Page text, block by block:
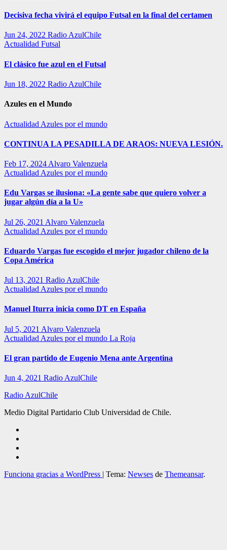
Decisiva fecha vivirá el equipo Futsal en la final del certamen
Jun 24, 2022 Radio AzulChile
Actualidad Futsal
El clásico fue azul en el Futsal
Jun 18, 2022 Radio AzulChile
Azules en el Mundo
Actualidad Azules por el mundo
CONTINUA LA PESADILLA DE ARAOS: NUEVA LESIÓN.
Feb 17, 2024 Alvaro Valenzuela
Actualidad Azules por el mundo
Edu Vargas se ilusiona: «La gente sabe que quiero volver a
jugar algún día a la U»
Jul 26, 2021 Alvaro Valenzuela
Actualidad Azules por el mundo
Eduardo Vargas fue escogido el mejor jugador chileno de la
Copa América
Jul 13, 2021 Radio AzulChile
Actualidad Azules por el mundo
Manuel Iturra inicia como DT en España
Jul 5, 2021 Alvaro Valenzuela
Actualidad Azules por el mundo La Roja
El gran partido de Eugenio Mena ante Argentina
Jun 4, 2021 Radio AzulChile
Radio AzulChile
Medio Digital Partidario Club Universidad de Chile.
Funciona gracias a WordPress | Tema: Newses de Themeansar.